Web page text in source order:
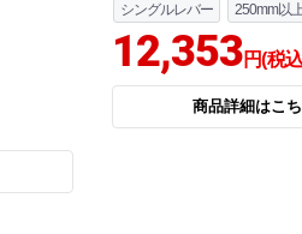
シングルレバー
250mm以
12,353円(税
商品詳細はこ